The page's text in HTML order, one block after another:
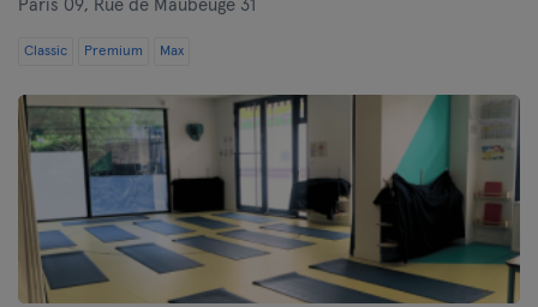
Paris 09, Rue de Maubeuge 31
Classic Premium Max